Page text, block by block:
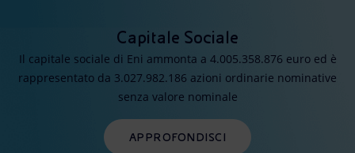
Capitale Sociale
Il capitale sociale di Eni ammonta a 4.005.358.876 euro ed è
rappresentato da 3.027.982.186 azioni ordinarie nominative
senza valore nominale
APPROFONDISCI